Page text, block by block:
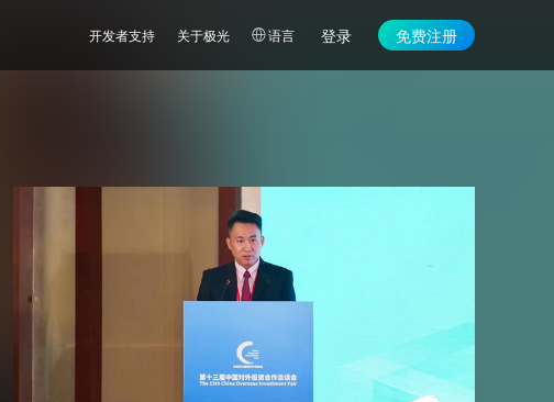
开发者支持 关于极光 语言 登录 免费注册